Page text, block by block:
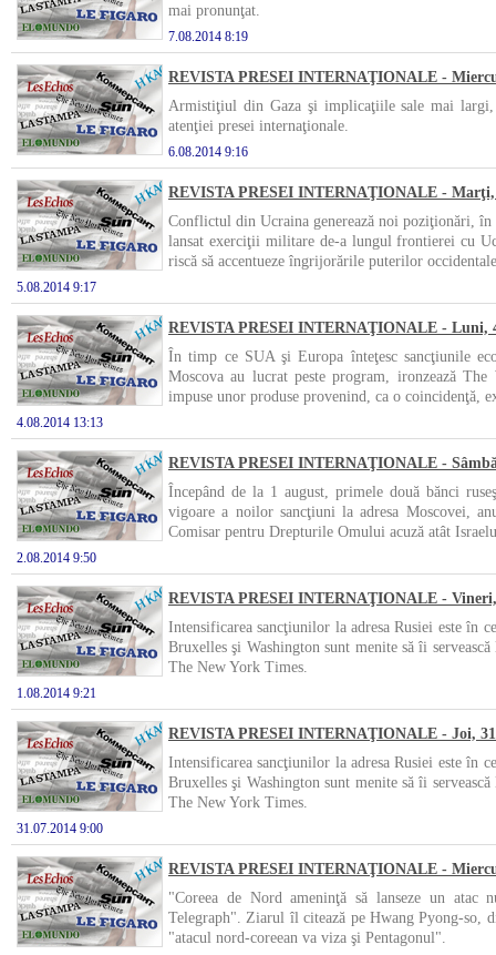
mai pronunţat.
7.08.2014 8:19
REVISTA PRESEI INTERNAŢIONALE -
Armistiţiul din Gaza şi implicaţiile sale mai
atenţiei presei internaţionale.
6.08.2014 9:16
REVISTA PRESEI INTERNAŢIONALE - Marţi,
Conflictul din Ucraina generează noi poziţionări,
lansat exerciţii militare de-a lungul frontierei cu
riscă să accentueze îngrijorările puterilor
5.08.2014 9:17
REVISTA PRESEI INTERNAŢIONALE - Luni,
În timp ce SUA şi Europa înteţesc sancţiunile
Moscova au lucrat peste program, ironzează
impuse unor produse provenind, ca o coincidenţă,
4.08.2014 13:13
REVISTA PRESEI INTERNAŢIONALE -
Începând de la 1 august, primele două bănci
vigoare a noilor sancţiuni la adresa Moscovei,
Comisar pentru Drepturile Omului acuză atât
2.08.2014 9:50
REVISTA PRESEI INTERNAŢIONALE - Vineri,
Intensificarea sancţiunilor la adresa Rusiei este în
Bruxelles şi Washington sunt menite să îi
The New York Times.
1.08.2014 9:21
REVISTA PRESEI INTERNAŢIONALE - Joi,
Intensificarea sancţiunilor la adresa Rusiei este în
Bruxelles şi Washington sunt menite să îi
The New York Times.
31.07.2014 9:00
REVISTA PRESEI INTERNAŢIONALE -
"Coreea de Nord ameninţă să lanseze un atac
Telegraph". Ziarul îl citează pe Hwang Pyong-so,
"atacul nord-coreean va viza şi Pentagonul".